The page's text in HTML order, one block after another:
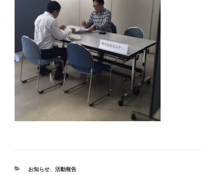
カ
お知らせ、 活動報告